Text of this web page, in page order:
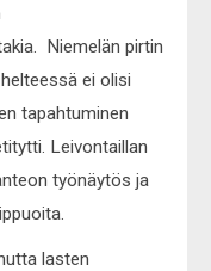
Niemelän pirtin
ei olisi
tapahtuminen
Leivontaillan
työnäytös ja
lasten